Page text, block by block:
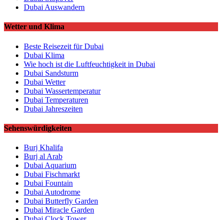
Dubai Auswandern
Wetter und Klima
Beste Reisezeit für Dubai
Dubai Klima
Wie hoch ist die Luftfeuchtigkeit in Dubai
Dubai Sandsturm
Dubai Wetter
Dubai Wassertemperatur
Dubai Temperaturen
Dubai Jahreszeiten
Sehenswürdigkeiten
Burj Khalifa
Burj al Arab
Dubai Aquarium
Dubai Fischmarkt
Dubai Fountain
Dubai Autodrome
Dubai Butterfly Garden
Dubai Miracle Garden